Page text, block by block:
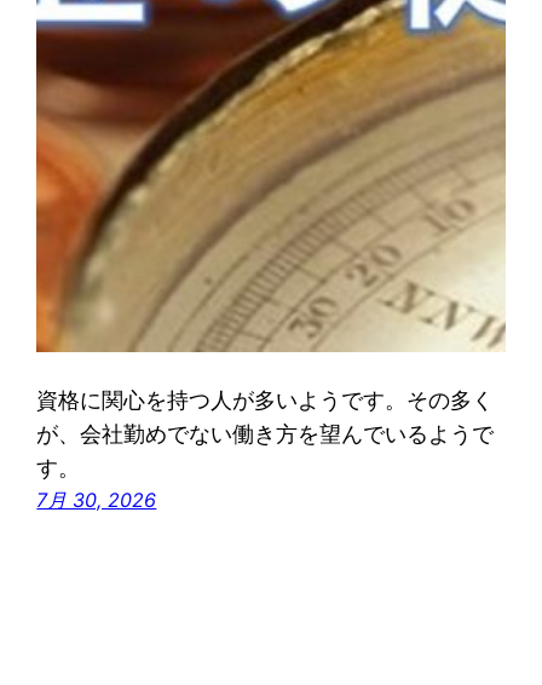
資格に関心を持つ人が多いようです。その多く
が、会社勤めでない働き方を望んでいるようで
す。
7月 30, 2026